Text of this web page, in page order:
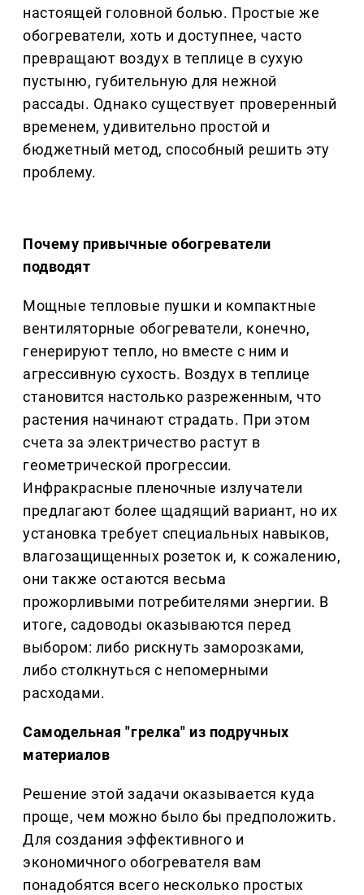
настоящей головной болью. Простые же
обогреватели, хоть и доступнее, часто
превращают воздух в теплице в сухую
пустыню, губительную для нежной
рассады. Однако существует проверенный
временем, удивительно простой и
бюджетный метод, способный решить эту
проблему.
Почему привычные обогреватели
подводят
Мощные тепловые пушки и компактные
вентиляторные обогреватели, конечно,
генерируют тепло, но вместе с ним и
агрессивную сухость. Воздух в теплице
становится настолько разреженным, что
растения начинают страдать. При этом
счета за электричество растут в
геометрической прогрессии.
Инфракрасные пленочные излучатели
предлагают более щадящий вариант, но их
установка требует специальных навыков,
влагозащищенных розеток и, к сожалению,
они также остаются весьма
прожорливыми потребителями энергии. В
итоге, садоводы оказываются перед
выбором: либо рискнуть заморозками,
либо столкнуться с непомерными
расходами.
Самодельная "грелка" из подручных
материалов
Решение этой задачи оказывается куда
проще, чем можно было бы предположить.
Для создания эффективного и
экономичного обогревателя вам
понадобятся всего несколько простых